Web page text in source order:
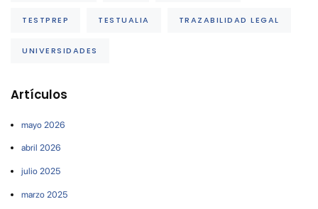
TESTPREP TESTUALIA TRAZABILIDAD LEGAL
UNIVERSIDADES
Artículos
mayo 2026
abril 2026
julio 2025
marzo 2025